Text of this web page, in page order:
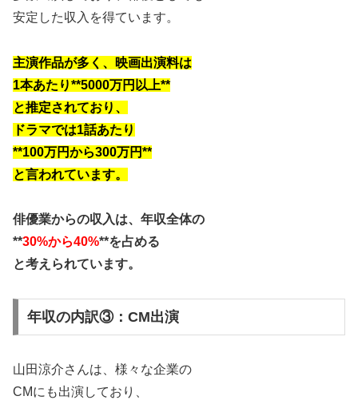
安定した収入を得ています。
主演作品が多く、映画出演料は
1本あたり**5000万円以上**
と推定されており、
ドラマでは1話あたり
**100万円から300万円**
と言われています。
俳優業からの収入は、年収全体の
**30%から40%**を占める
と考えられています。
年収の内訳③：CM出演
山田涼介さんは、様々な企業の
CMにも出演しており、